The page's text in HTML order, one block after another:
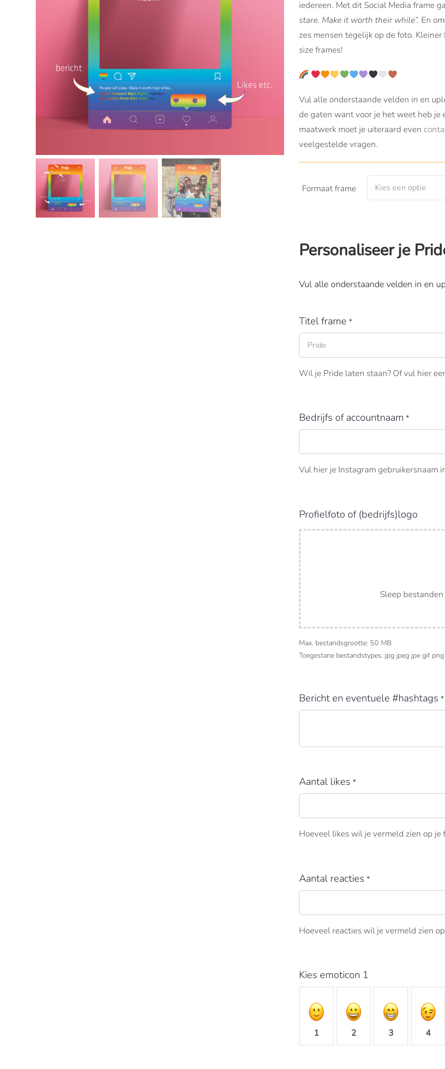
iedereen. Met dit Social Media frame
stare. Make it worth their while”. En
zes mensen tegelijk op de foto.
size frames!
Vul alle onderstaande velden in en
de gaten want voor je het weet heb je
maatwerk moet je uiteraard even
veelgestelde vragen.
Formaat frame
Personaliseer je
Vul alle onderstaande velden in en
Titel frame *
Wil je Pride laten staan? Of vul hier
Bedrijfs of accountnaam *
Vul hier je Instagram gebruikersnaam
Profielfoto of (bedrijfs)logo
Sleep
Max. bestandsgrootte: 50 MB
Toegestane bestandstypes: jpg jpeg jpe gif
Bericht en eventuele #hashtags *
Aantal likes *
Hoeveel likes wil je vermeld zien op je
Aantal reacties *
Hoeveel reacties wil je vermeld zien
Kies emoticon 1
1 2 3 4